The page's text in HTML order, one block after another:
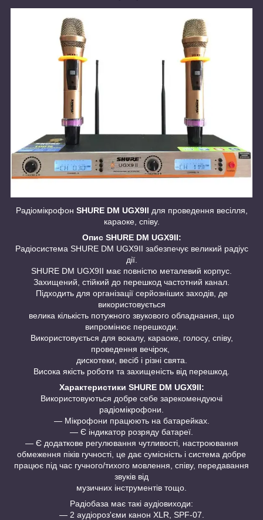
Радіомікрофон SHURE DM UGX9II для проведення весілля,
караоке, співу.
Опис SHURE DM UGX9II:
Радіосистема SHURE DM UGX9II забезпечує великий радіус
дії.
SHURE DM UGX9II має повністю металевий корпус.
Захищений, стійкий до перешкод частотний канал.
Підходить для організації серйозніших заходів, де
використовується
велика кількість потужного звукового обладнання, що
випромінює перешкоди.
Використовується для вокалу, караоке, голосу, співу,
проведення вечірок,
дискотеки, весіб і різні свята.
Висока якість роботи та захищеність від перешкод.
Характеристики SHURE DM UGX9II:
Використовуються добре себе зарекомендуючі
радіомікрофони.
— Мікрофони працюють на батарейках.
— Є індикатор розряду батареї.
― Є додаткове регулювання чутливості, настроювання
обмеження піків гучності, це дає сумісність і система добре
працює під час гучного/тихого мовлення, співу, передавання
звуків від
музичних інструментів тощо.
Радіобаза має такі аудіовиходи:
― 2 аудіороз'єми канон XLR, SPF-07.